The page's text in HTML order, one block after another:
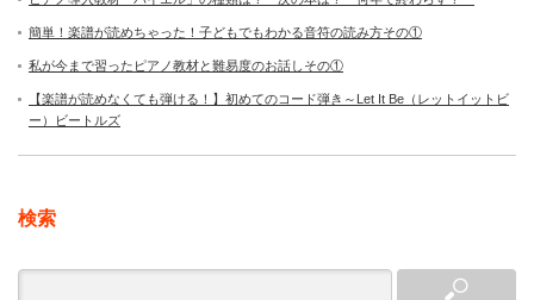
簡単！楽譜が読めちゃった！子どもでもわかる音符の読み方その①
私が今まで習ったピアノ教材と難易度のお話しその①
【楽譜が読めなくても弾ける！】初めてのコード弾き～Let It Be（レットイットビ
ー）ビートルズ
検索